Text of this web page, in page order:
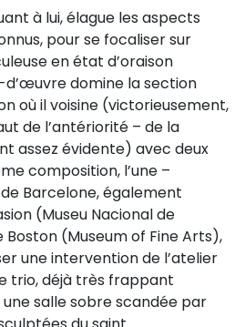
à lui, élague les aspects
pour se focaliser sur
en état d’oraison
domine la section
où il voisine (victorieusement,
de l’antériorité – de la
assez évidente) avec deux
composition, l’une –
Barcelone, également
(Museu Nacional de
Boston (Museum of Fine Arts),
une intervention de l’atelier
trio, déjà très frappant
salle sobre scandée par